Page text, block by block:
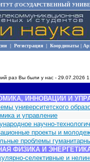
(ГОСУДАРСТВЕННЫЙ
| Регистрация | Координаты |
раз Вы были у нас - 29.07.2026
ИННОВАЦИИ И
университетского
и управление
научно-
проекты и
проблемы
ФИЗИКА И
селективные и